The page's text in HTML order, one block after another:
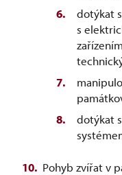
dotýkat
s
dotýkat
Pohyb zvířat v